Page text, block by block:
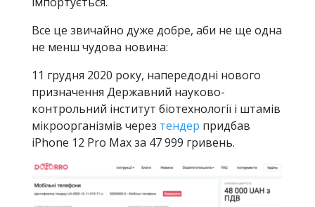
Все це звичайно дуже добре, аби не ще одна
не менш чудова новина:
11 грудня 2020 року, напередодні нового
призначення Державний науково-
контрольний інститут біотехнології і штамів
мікроорганізмів через тендер придбав
iPhone 12 Pro Max за 47 999 гривень.